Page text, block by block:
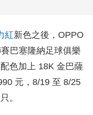
紅新色之後，OPPO
巴塞隆納足球俱樂
色加上 18K 金巴薩
元，8/19 至 8/25
。